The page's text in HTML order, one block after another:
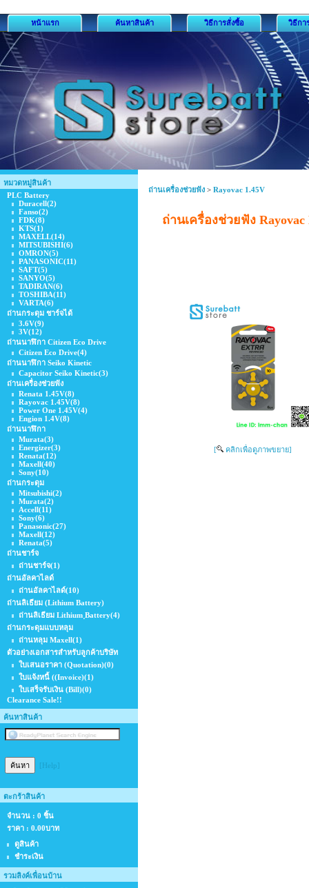
หน้าแรก ค้นหาสินค้า วิธีการสั่งซื้อ วิธีกา
หมวดหมู่สินค้า
PLC Battery
Duracell(2)
Fanso(2)
FDK(8)
KTS(1)
MAXELL(14)
MITSUBISHI(6)
OMRON(5)
PANASONIC(11)
SAFT(5)
SANYO(5)
TADIRAN(6)
TOSHIBA(11)
VARTA(6)
ถ่านกระดุม ชาร์จได้
3.6V(9)
3V(12)
ถ่านนาฬิกา Citizen Eco Drive
Citizen Eco Drive(4)
ถ่านนาฬิกา Seiko Kinetic
Capacitor Seiko Kinetic(3)
ถ่านเครื่องช่วยฟัง
Renata 1.45V(8)
Rayovac 1.45V(8)
Power One 1.45V(4)
Engion 1.4V(8)
ถ่านนาฬิกา
Murata(3)
Energizer(3)
Renata(12)
Maxell(40)
Sony(10)
ถ่านกระดุม
Mitsubishi(2)
Murata(2)
Accell(11)
Sony(6)
Panasonic(27)
Maxell(12)
Renata(5)
ถ่านชาร์จ
ถ่านชาร์จ(1)
ถ่านอัลคาไลด์
ถ่านอัลคาไลด์(10)
ถ่านลิเธียม (Lithium Battery)
ถ่านลิเธียม Lithium ฺBattery(4)
ถ่านกระดุมแบบหลุม
ถ่านหลุม Maxell(1)
ตัวอย่างเอกสารสำหรับลูกค้าบริษัท
ใบเสนอราคา (Quotation)(0)
ใบแจ้งหนี้ ((Invoice)(1)
ใบเสร็จรับเงิน (Bill)(0)
Clearance Sale!!
ค้นหาสินค้า
[Help]
ตะกร้าสินค้า
จำนวน : 0 ชิ้น
ราคา : 0.00บาท
ดูสินค้า
ชำระเงิน
รวมลิงค์เพื่อนบ้าน
ถ่านเครื่องช่วยฟัง > Rayovac 1.45V
ถ่านเครื่องช่วยฟัง
[ คลิกเพื่อดูภาพขยาย]